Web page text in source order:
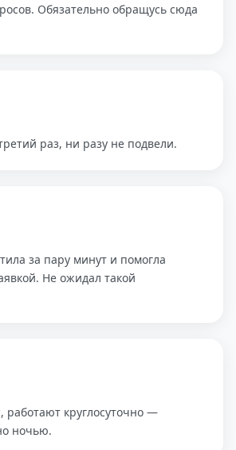
Обязательно обращусь сюда
раз, ни разу не подвели.
за пару минут и помогла
Не ожидал такой
работают круглосуточно —
ночью.